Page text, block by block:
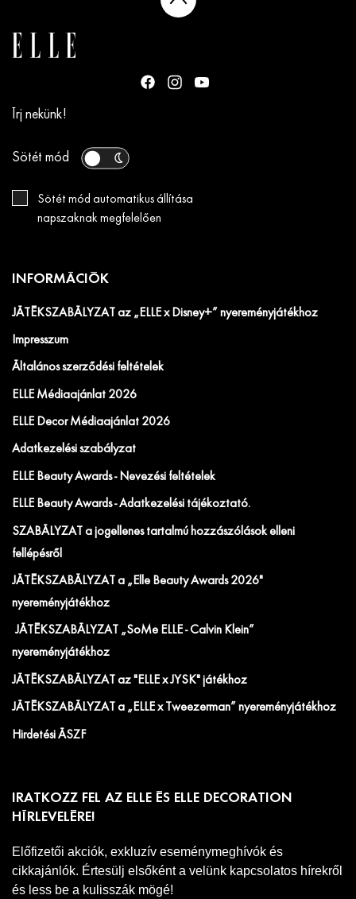
Írj nekünk!
Sötét mód
Sötét mód automatikus állítása
napszaknak megfelelően
INFORMÁCIÓK
JÁTÉKSZABÁLYZAT az „ELLE x Disney+” nyereményjátékhoz
Impresszum
Általános szerződési feltételek
ELLE Médiaajánlat 2026
ELLE Decor Médiaajánlat 2026
Adatkezelési szabályzat
ELLE Beauty Awards - Nevezési feltételek
ELLE Beauty Awards - Adatkezelési tájékoztató.
SZABÁLYZAT a jogellenes tartalmú hozzászólások elleni
fellépésről
JÁTÉKSZABÁLYZAT a „Elle Beauty Awards 2026"
nyereményjátékhoz
JÁTÉKSZABÁLYZAT „SoMe ELLE - Calvin Klein”
nyereményjátékhoz
JÁTÉKSZABÁLYZAT az "ELLE x JYSK" játékhoz
JÁTÉKSZABÁLYZAT a „ELLE x Tweezerman” nyereményjátékhoz
Hirdetési ÁSZF
IRATKOZZ FEL AZ ELLE ÉS ELLE DECORATION
HÍRLEVELÉRE!
Előfizetői akciók, exkluzív eseménymeghívók és
cikkajánlók. Értesülj elsőként a velünk kapcsolatos hírekről
és less be a kulisszák mögé!